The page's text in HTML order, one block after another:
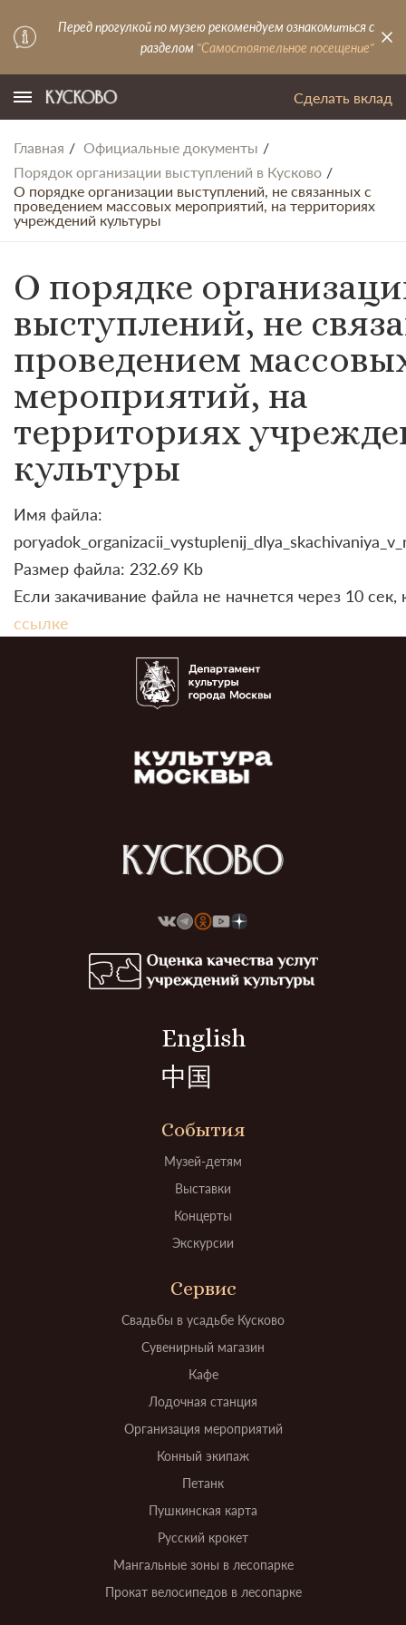
Перед прогулкой по музею рекомендуем ознакомиться с
разделом "Самостоятельное посещение"
Сделать вклад
Главная
Официальные документы
Порядок организации выступлений в Кусково
О порядке организации выступлений, не связанных с
проведением массовых мероприятий, на территориях
учреждений культуры
О порядке
выступлений, не
проведением
мероприятий, на
территориях
культуры
Имя файла:
Размер файла: 232.69 Kb
Если закачивание файла не начнется через 10
ссылке
English
中国
События
Музей-детям
Выставки
Концерты
Экскурсии
Сервис
Свадьбы в усадьбе Кусково
Сувенирный магазин
Кафе
Лодочная станция
Организация мероприятий
Конный экипаж
Петанк
Пушкинская карта
Русский крокет
Мангальные зоны в лесопарке
Прокат велосипедов в лесопарке